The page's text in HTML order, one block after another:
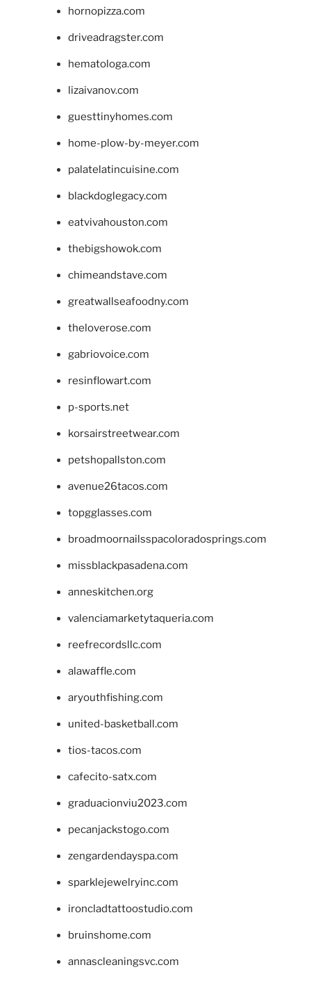
hornopizza.com
driveadragster.com
hematologa.com
lizaivanov.com
guesttinyhomes.com
home-plow-by-meyer.com
palatelatincuisine.com
blackdoglegacy.com
eatvivahouston.com
thebigshowok.com
chimeandstave.com
greatwallseafoodny.com
theloverose.com
gabriovoice.com
resinflowart.com
p-sports.net
korsairstreetwear.com
petshopallston.com
avenue26tacos.com
topgglasses.com
broadmoornailsspacoloradosprings.com
missblackpasadena.com
anneskitchen.org
valenciamarketytaqueria.com
reefrecordsllc.com
alawaffle.com
aryouthfishing.com
united-basketball.com
tios-tacos.com
cafecito-satx.com
graduacionviu2023.com
pecanjackstogo.com
zengardendayspa.com
sparklejewelryinc.com
ironcladtattoostudio.com
bruinshome.com
annascleaningsvc.com